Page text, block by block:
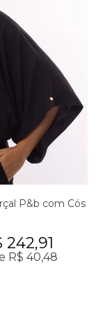
P&b com Cós
242,91
R$ 40,48